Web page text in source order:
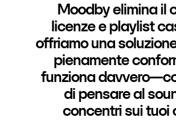
Moodby elimina il
licenze e playlist
offriamo una
pienamente
funziona
di pensare al
concentri sui tuoi